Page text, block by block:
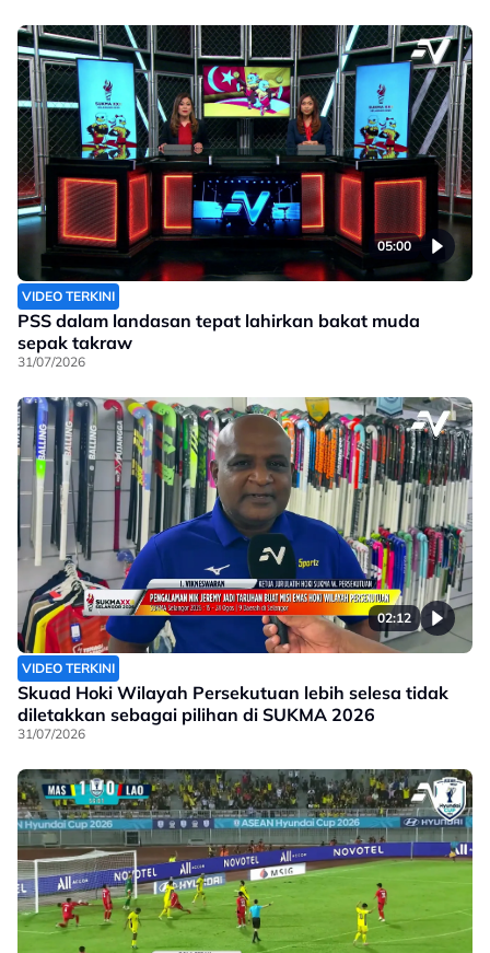
05:00
VIDEO TERKINI
PSS dalam landasan tepat lahirkan bakat muda
sepak takraw
31/07/2026
02:12
VIDEO TERKINI
Skuad Hoki Wilayah Persekutuan lebih selesa tidak
diletakkan sebagai pilihan di SUKMA 2026
31/07/2026